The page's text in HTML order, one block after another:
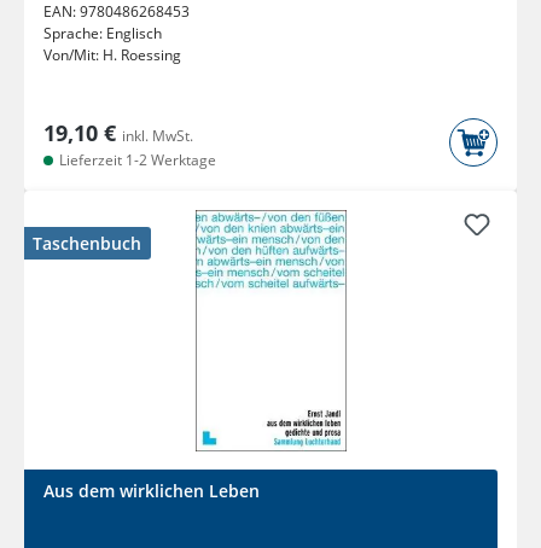
EAN:9780486268453
Sprache: Englisch
Von/Mit: H. Roessing
19,10 € inkl. MwSt.
Lieferzeit 1-2 Werktage
Taschenbuch
Aus dem wirklichen Leben